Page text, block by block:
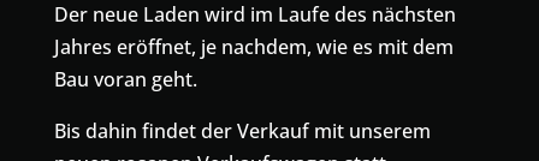
Der neue Laden wird im Laufe des nächsten
Jahres eröffnet, je nachdem, wie es mit dem
Bau voran geht.
Bis dahin findet der Verkauf mit unserem